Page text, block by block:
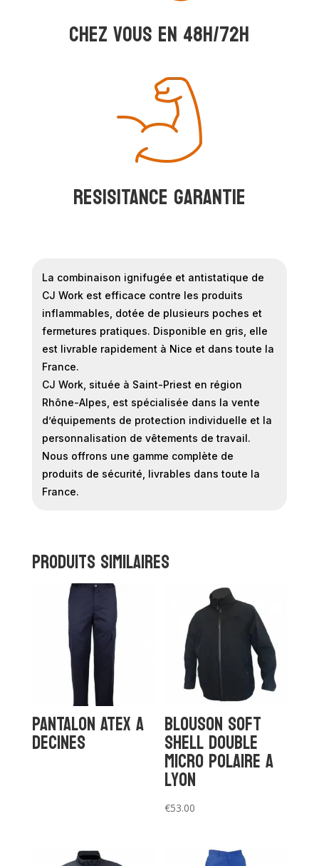
Chez vous en 48h/72h
RESISITANCE GARANTIE
La combinaison ignifugée et antistatique de
CJ Work est efficace contre les produits
inflammables, dotée de plusieurs poches et
fermetures pratiques. Disponible en gris, elle
est livrable rapidement à Nice et dans toute la
France.
CJ Work, située à Saint-Priest en région
Rhône-Alpes, est spécialisée dans la vente
d’équipements de protection individuelle et la
personnalisation de vêtements de travail.
Nous offrons une gamme complète de
produits de sécurité, livrables dans toute la
France.
Produits similaires
PANTALON ATEX a
Decines
Blouson soft
Shell double
micro polaire a
Lyon
€53.00